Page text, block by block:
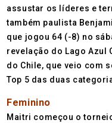
assustar os líderes e
também paulista
que jogou 64 (-8) no
revelação do Lago Azul
do Chile, que veio com
Top 5 das duas
Feminino
Maitri começou o